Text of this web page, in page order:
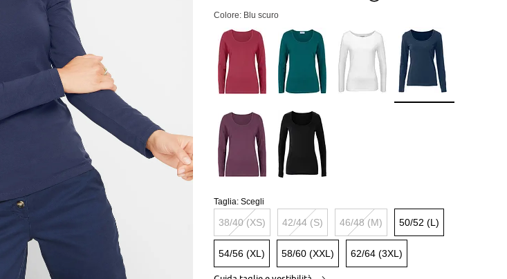
Colore: Blu scuro
Taglia:Scegli
38/40 (XS) 42/44 (S) 46/48 (M) 50/52 (L)
54/56 (XL) 58/60 (XXL) 62/64 (3XL)